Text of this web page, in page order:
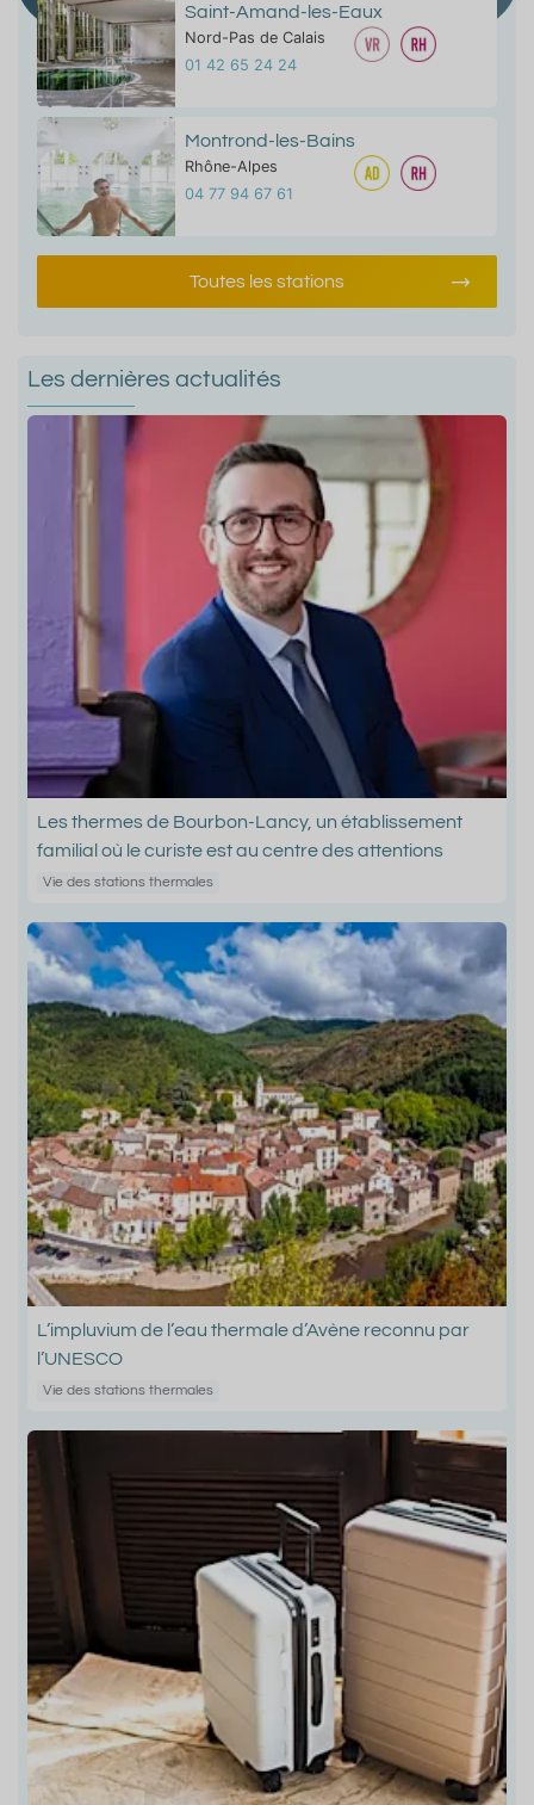
Saint-Amand-les-Eaux
Nord-Pas de Calais
01 42 65 24 24
Montrond-les-Bains
Rhône-Alpes
04 77 94 67 61
Toutes les stations
Les dernières actualités
Les thermes de Bourbon-Lancy, un établissement
familial où le curiste est au centre des attentions
Vie des stations thermales
L’impluvium de l’eau thermale d’Avène reconnu par
l’UNESCO
Vie des stations thermales